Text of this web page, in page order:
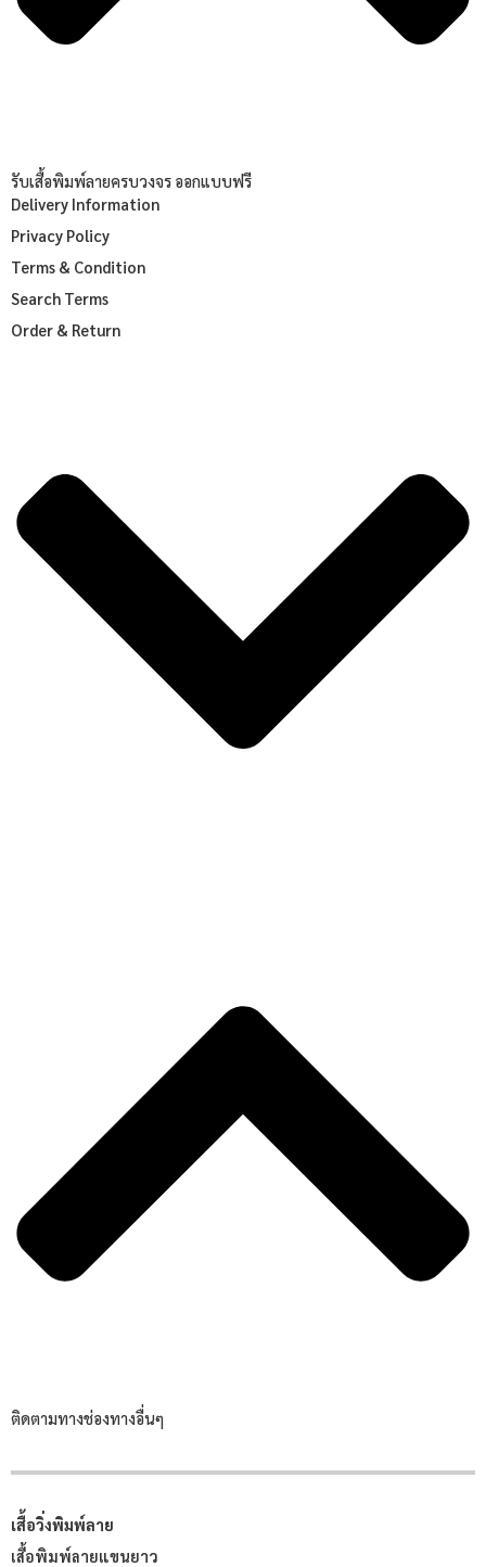
รับเสื้อพิมพ์ลายครบวงจร ออกแบบฟรี
Delivery Information
Privacy Policy
Terms & Condition
Search Terms
Order & Return
ติดตามทางช่องทางอื่นๆ
เสื้อวิ่งพิมพ์ลาย
เสื้อพิมพ์ลายแขนยาว